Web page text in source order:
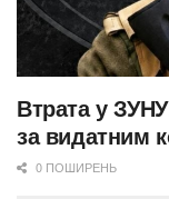
Втрата у
за видатним
0 ПОШИРЕНЬ